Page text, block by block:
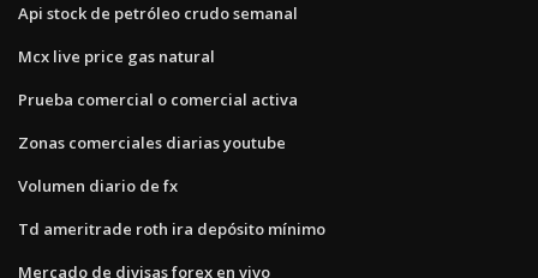
Api stock de petróleo crudo semanal
Mcx live price gas natural
Prueba comercial o comercial activa
Zonas comerciales diarias youtube
Volumen diario de fx
Td ameritrade roth ira depósito mínimo
Mercado de divisas forex en vivo